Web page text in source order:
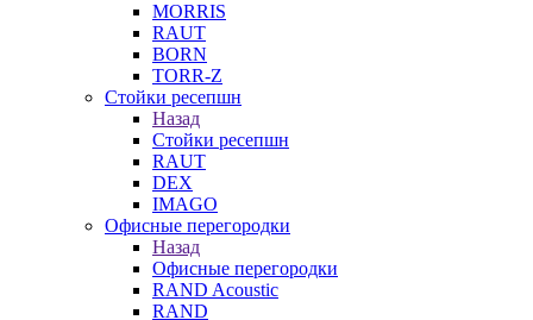
MORRIS
RAUT
BORN
TORR-Z
Стойки ресепшн
Назад
Стойки ресепшн
RAUT
DEX
IMAGO
Офисные перегородки
Назад
Офисные перегородки
RAND Acoustic
RAND